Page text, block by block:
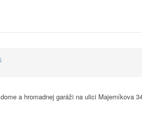
a hromadnej garáži na ulici Majerníkova